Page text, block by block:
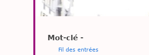
Mot-clé -
Fil des entrées